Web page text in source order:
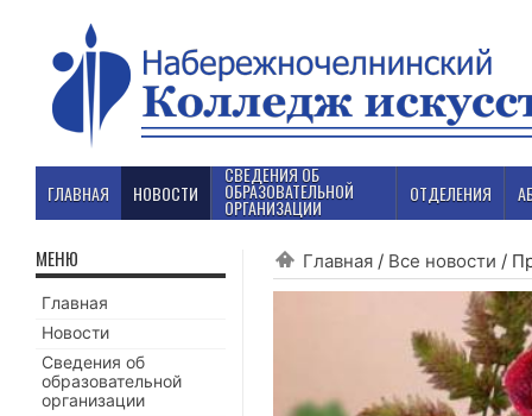
ГЛАВНАЯ НОВОСТИ
СВЕДЕНИЯ ОБ
ОБРАЗОВАТЕЛЬНОЙ
ОРГАНИЗАЦИИ
ОТДЕЛЕНИЯ
Главная / Все новости /
МЕНЮ
Главная
Новости
Сведения об
образовательной
организации